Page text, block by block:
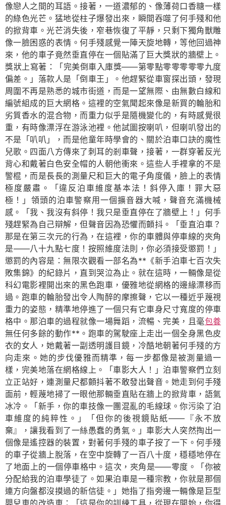
像戀人之間的耳語。接著，一道濃郁的、像薄荷口香糖一樣
的綠色光芒。猛地從柱子爆發出來，瞬間吞噬了何手殘和他
的掀背車。光芒消失後，窄巷恢復了平靜，只剩下獨角獸雕
像一臉困惑的表情。何手殘感覺一陣天旋地轉，等他回過神
來，他的車子竟然垂直停在一個貼滿了巨大獎狀的牆壁上。
獎狀上寫著：「完美倒車入庫獎——第零點零零零零零九度
偏差。」落款人是「倒車王」。他趕緊從車窗探出頭，發現
周圍不再是熟悉的城市街道，而是一望無際、由無數白線和
編號組成的巨大網格。這裡的空氣聞起來像是新買的輪胎和
劣質香水的混合物，而重力似乎是隨機變化的，有時感覺很
重，有時像漂浮在游泳池裡。他試圖按喇叭，但喇叭發出的
不是「叭叭」，而是他童年時學會的、關於泊車口訣的魔性
兒歌。四面八方傳來了刺耳的剎車聲，接著，一群穿著反光
背心和戴著白色安全帽的人朝他衝來。這些人手裡拿的不是
警棍，而是長長的測量尺和巨大的電子角度儀，臉上的表情
極度嚴肅。「違反泊車維度基本法！斜停入庫！罪大惡
極！」領頭的泊車警察用一個擴音器大喊，聲音充滿機械
感。「我、我沒有斜停！我只是垂直停在了牆壁上！」何手
殘趕緊為自己辯解，但聲音因為恐懼而顫抖。「垂直泊車？
那是在第三次元的行為，在這裡，你的車體與停車線的夾角
是——八十九點七度！按照維度法則，你必須接受懲罰！」
懲罰的內容是：無限次觀看一部名為**《新手泊車七百次失
敗集錦》的紀錄片，直到哭泣為止。就在這時，一輛像是從
科幻電影裡開出來的黑色跑車，優雅地從網格的邊緣漂移而
過。跑車的輪胎發出令人陶醉的摩擦聲，它以一種近乎蔑視
重力的姿態，精準地停進了一個只有它車身尺寸寬度的停車
格中。那泊車的過程就像一場舞蹈，流暢、完美，且毫包養
無任何多餘的動作**。跑車的駕駛座上走出一個全身黑色皮
衣的女人，她戴著一副透明護目鏡，冷酷地朝著何手殘的方
向走來。她的步伐優雅而精準，每一步都像是被測量過一
樣，完美地落在網格線上。「車影大人！」泊車警察們立刻
立正站好，連測量尺都顫抖著不敢發出聲音。她走到何手殘
面前，輕蔑地掃了一眼他那輛垂直貼在牆上的掀背車，語氣
冰冷。「新手，你的車技像一團混亂的毛線球。你污染了泊
車維度的純粹性。」「但你的後視鏡貼紙——『永不放
棄』，讓我看到了一絲愚蠢的勇氣。」車影大人突然掏出一
個像是遙控器的裝置，對著何手殘的車子按了一下。何手殘
的車子從牆上脫落，在空中旋轉了一百八十度，穩穩地停在
了地面上的一個停車格中。這次，夾角是——零度。「你被
分配給我的泊車學徒了。如果泊車是一種宗教，你就是那個
連方向盤都沒摸過的新信徒。」她指了指旁邊一輛像是巨型
嬰兒車的改造車：「這是你的訓練工具，從現在開始，你得